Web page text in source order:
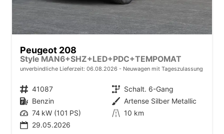
Peugeot 208
Style MAN6+SHZ+LED+PDC+TEMPOMAT
unverbindliche Lieferzeit: 06.08.2026 Neuwagen mit Tageszulassung
Fahrzeugnr. 41087 Getriebe Schalt. 6-Gang
Kraftstoff Benzin Außenfarbe Artense Silber Metallic
Leistung 74 kW (101 PS) Kilometerstand 10 km
29.05.2026